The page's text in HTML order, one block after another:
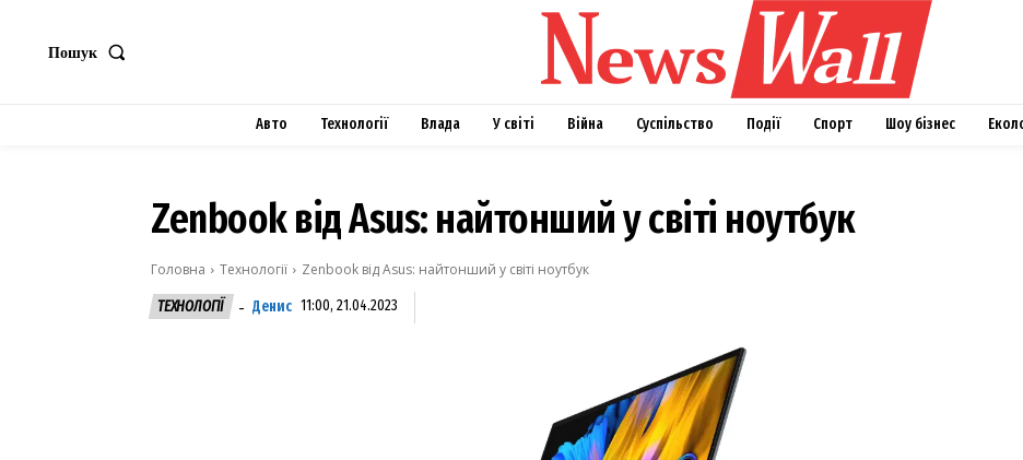
Пошук
Авто Технології Влада У світі Війна Суспільство Події Спорт Шоу бізнес
Zenbook від Asus: найтонший у світі ноутбук
Головна Технології
Zenbook від Asus: найтонший у світі ноутбук
ТЕХНОЛОГІЇ
- Денис 11:00, 21.04.2023